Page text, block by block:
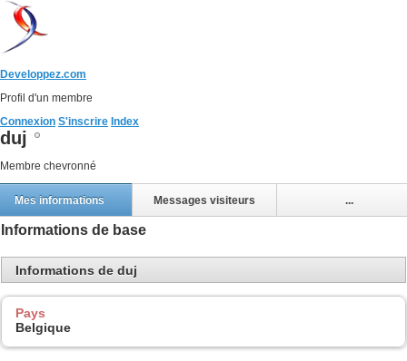
Developpez.com
Profil d'un membre
Connexion S'inscrire Index
duj
Membre chevronné
Mes informations Messages visiteurs ...
Informations de base
Informations de duj
Pays
Belgique